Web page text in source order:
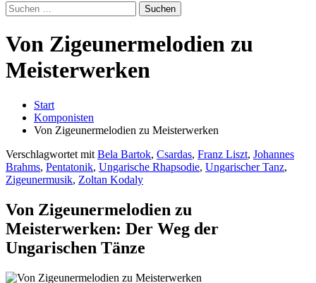
Suchen
nach:
Von Zigeunermelodien zu
Meisterwerken
Start
Komponisten
Von Zigeunermelodien zu Meisterwerken
Verschlagwortet mit Bela Bartok, Csardas, Franz Liszt, Johannes
Brahms, Pentatonik, Ungarische Rhapsodie, Ungarischer Tanz,
Zigeunermusik, Zoltan Kodaly
Von Zigeunermelodien zu
Meisterwerken: Der Weg der
Ungarischen Tänze